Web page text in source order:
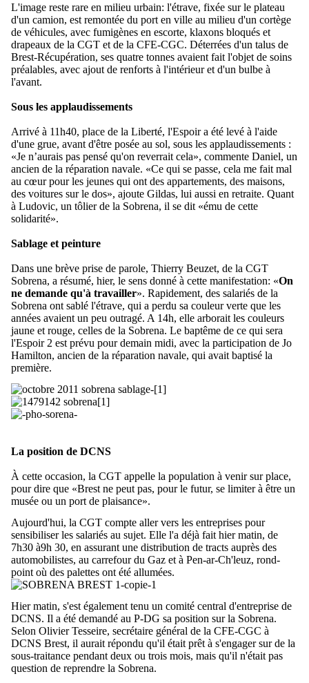
L'image reste rare en milieu urbain: l'étrave, fixée sur le plateau
d'un camion, est remontée du port en ville au milieu d'un cortège
de véhicules, avec fumigènes en escorte, klaxons bloqués et
drapeaux de la CGT et de la CFE-CGC. Déterrées d'un talus de
Brest-Récupération, ses quatre tonnes avaient fait l'objet de soins
préalables, avec ajout de renforts à l'intérieur et d'un bulbe à
l'avant.
Sous les applaudissements
Arrivé à 11h40, place de la Liberté, l'Espoir a été levé à l'aide
d'une grue, avant d'être posée au sol, sous les applaudissements :
«Je n’aurais pas pensé qu'on reverrait cela», commente Daniel, un
ancien de la réparation navale. «Ce qui se passe, cela me fait mal
au cœur pour les jeunes qui ont des appartements, des maisons,
des voitures sur le dos», ajoute Gildas, lui aussi en retraite. Quant
à Ludovic, un tôlier de la Sobrena, il se dit «ému de cette
solidarité».
Sablage et peinture
Dans une brève prise de parole, Thierry Beuzet, de la CGT
Sobrena, a résumé, hier, le sens donné à cette manifestation: «On
ne demande qu'à travailler». Rapidement, des salariés de la
Sobrena ont sablé l'étrave, qui a perdu sa couleur verte que les
années avaient un peu outragé. A 14h, elle arborait les couleurs
jaune et rouge, celles de la Sobrena. Le baptême de ce qui sera
l'Espoir 2 est prévu pour demain midi, avec la participation de Jo
Hamilton, ancien de la réparation navale, qui avait baptisé la
première.
La position de DCNS
À cette occasion, la CGT appelle la population à venir sur place,
pour dire que «Brest ne peut pas, pour le futur, se limiter à être un
musée ou un port de plaisance».
Aujourd'hui, la CGT compte aller vers les entreprises pour
sensibiliser les salariés au sujet. Elle l'a déjà fait hier matin, de
7h30 à9h 30, en assurant une distribution de tracts auprès des
automobilistes, au carrefour du Gaz et à Pen-ar-Ch'leuz, rond-
point où des palettes ont été allumées.
Hier matin, s'est également tenu un comité central d'entreprise de
DCNS. Il a été demandé au P-DG sa position sur la Sobrena.
Selon Olivier Tesseire, secrétaire général de la CFE-CGC à
DCNS Brest, il aurait répondu qu'il était prêt à s'engager sur de la
sous-traitance pendant deux ou trois mois, mais qu'il n'était pas
question de reprendre la Sobrena.